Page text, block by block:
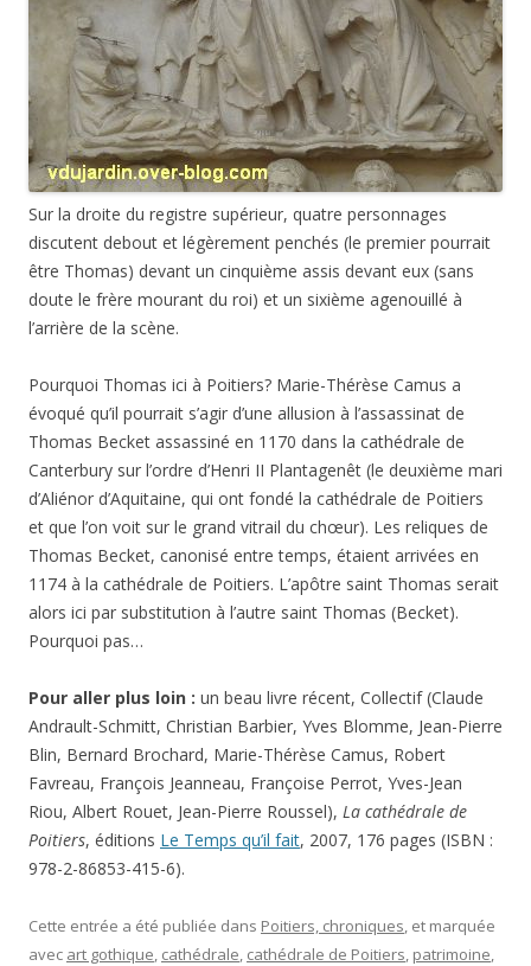
Sur la droite du registre supérieur, quatre personnages
discutent debout et légèrement penchés (le premier pourrait
être Thomas) devant un cinquième assis devant eux (sans
doute le frère mourant du roi) et un sixième agenouillé à
l’arrière de la scène.
Pourquoi Thomas ici à Poitiers? Marie-Thérèse Camus a
évoqué qu’il pourrait s’agir d’une allusion à l’assassinat de
Thomas Becket assassiné en 1170 dans la cathédrale de
Canterbury sur l’ordre d’Henri II Plantagenêt (le deuxième mari
d’Aliénor d’Aquitaine, qui ont fondé la cathédrale de Poitiers
et que l’on voit sur le grand vitrail du chœur). Les reliques de
Thomas Becket, canonisé entre temps, étaient arrivées en
1174 à la cathédrale de Poitiers. L’apôtre saint Thomas serait
alors ici par substitution à l’autre saint Thomas (Becket).
Pourquoi pas…
Pour aller plus loin : un beau livre récent, Collectif (Claude
Andrault-Schmitt, Christian Barbier, Yves Blomme, Jean-Pierre
Blin, Bernard Brochard, Marie-Thérèse Camus, Robert
Favreau, François Jeanneau, Françoise Perrot, Yves-Jean
Riou, Albert Rouet, Jean-Pierre Roussel), La cathédrale de
Poitiers, éditions Le Temps qu’il fait, 2007, 176 pages (ISBN :
978-2-86853-415-6).
Cette entrée a été publiée dans Poitiers, chroniques, et marquée
avec art gothique, cathédrale, cathédrale de Poitiers, patrimoine,